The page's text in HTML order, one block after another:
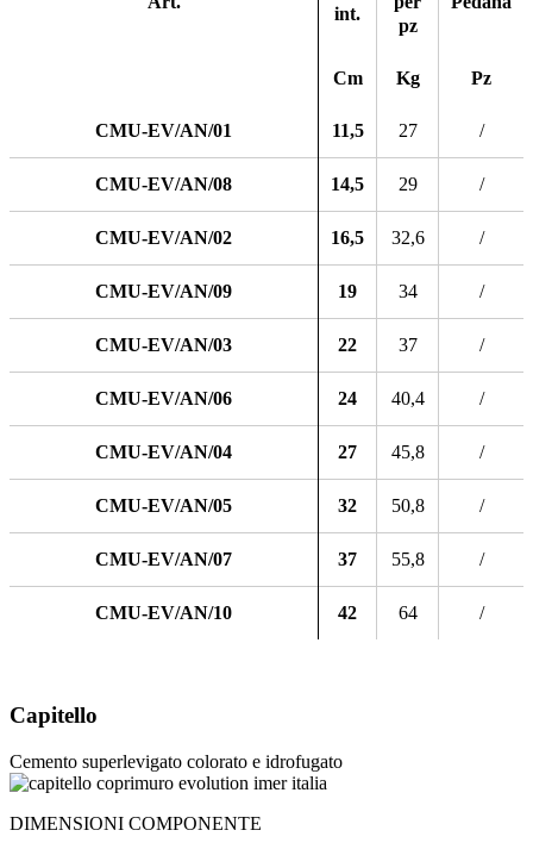
int.
pz
Cm Kg Pz
CMU-EV/AN/01 11,5 27 /
CMU-EV/AN/08 14,5 29 /
CMU-EV/AN/02 16,5 32,6 /
CMU-EV/AN/09 19 34 /
CMU-EV/AN/03 22 37 /
CMU-EV/AN/06 24 40,4 /
CMU-EV/AN/04 27 45,8 /
CMU-EV/AN/05 32 50,8 /
CMU-EV/AN/07 37 55,8 /
CMU-EV/AN/10 42 64 /
Capitello
Cemento superlevigato colorato e idrofugato
DIMENSIONI COMPONENTE